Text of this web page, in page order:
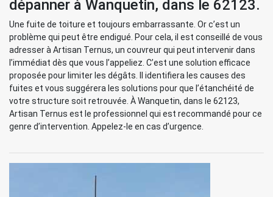
dépanner à Wanquetin, dans le 62123.
Une fuite de toiture et toujours embarrassante. Or c’est un
problème qui peut être endigué. Pour cela, il est conseillé de vous
adresser à Artisan Ternus, un couvreur qui peut intervenir dans
l’immédiat dès que vous l’appeliez. C’est une solution efficace
proposée pour limiter les dégâts. Il identifiera les causes des
fuites et vous suggérera les solutions pour que l’étanchéité de
votre structure soit retrouvée. À Wanquetin, dans le 62123,
Artisan Ternus est le professionnel qui est recommandé pour ce
genre d’intervention. Appelez-le en cas d’urgence.